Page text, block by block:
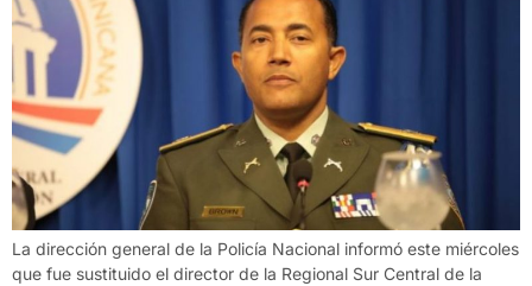
La dirección general de la Policía Nacional informó este miércoles
que fue sustituido el director de la Regional Sur Central de la